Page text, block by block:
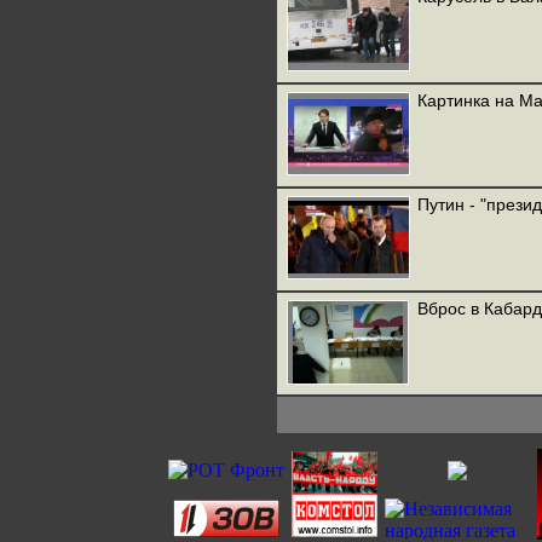
Картинка на
Путин -
Вброс в